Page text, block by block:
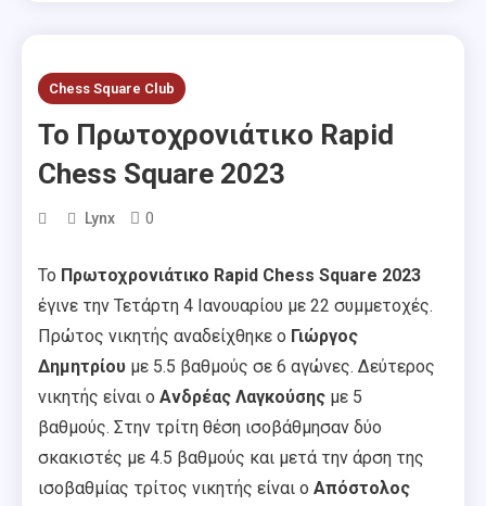
Chess Square Club
Το Πρωτοχρονιάτικο Rapid
Chess Square 2023
Lynx 0
Το Πρωτοχρονιάτικο Rapid Chess Square 2023
έγινε την Τετάρτη 4 Ιανουαρίου με 22 συμμετοχές.
Πρώτος νικητής αναδείχθηκε ο Γιώργος
Δημητρίου με 5.5 βαθμούς σε 6 αγώνες. Δεύτερος
νικητής είναι ο Ανδρέας Λαγκούσης με 5
βαθμούς. Στην τρίτη θέση ισοβάθμησαν δύο
σκακιστές με 4.5 βαθμούς και μετά την άρση της
ισοβαθμίας τρίτος νικητής είναι ο Απόστολος